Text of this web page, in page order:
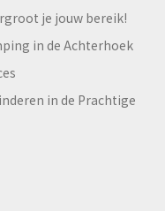
je jouw bereik!
in de Achterhoek
in de Prachtige